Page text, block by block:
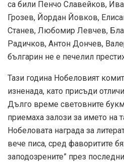
са били Пенчо Славейков,
Грозев, Йордан Йовков,
Станев, Любомир Левчев,
Радичков, Антон Дончев,
българин не е печелил
Тази година Нобеловият
изненада, като присъди
Дълго време световните
приемаха залози за името на
Нобеловата награда за
вече писа, сред фаворитите
заподозрените” през